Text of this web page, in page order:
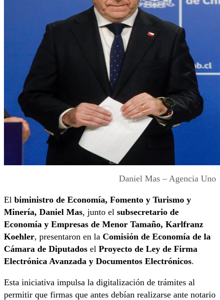
Daniel Mas – Agencia Uno
El biministro de Economía, Fomento y Turismo y
Minería, Daniel Mas, junto el subsecretario de
Economía y Empresas de Menor Tamaño, Karlfranz
Koehler, presentaron en la Comisión de Economía de la
Cámara de Diputados el Proyecto de Ley de Firma
Electrónica Avanzada y Documentos Electrónicos.
Esta iniciativa impulsa la digitalización de trámites al
permitir que firmas que antes debían realizarse ante notario